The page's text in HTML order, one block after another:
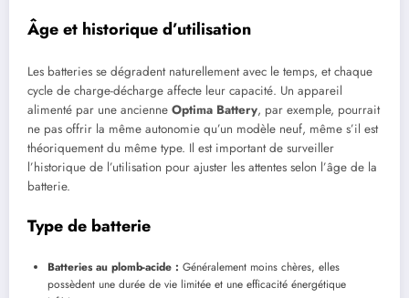
Âge et historique d’utilisation
Les batteries se dégradent naturellement avec le temps, et chaque
cycle de charge-décharge affecte leur capacité. Un appareil
alimenté par une ancienne Optima Battery, par exemple, pourrait
ne pas offrir la même autonomie qu’un modèle neuf, même s’il est
théoriquement du même type. Il est important de surveiller
l’historique de l’utilisation pour ajuster les attentes selon l’âge de la
batterie.
Type de batterie
Batteries au plomb-acide : Généralement moins chères, elles
possèdent une durée de vie limitée et une efficacité énergétique